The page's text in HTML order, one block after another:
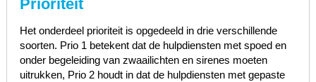
Prioriteit
Het onderdeel prioriteit is opgedeeld in drie verschillende
soorten. Prio 1 betekent dat de hulpdiensten met spoed en
onder begeleiding van zwaailichten en sirenes moeten
uitrukken, Prio 2 houdt in dat de hulpdiensten met gepaste